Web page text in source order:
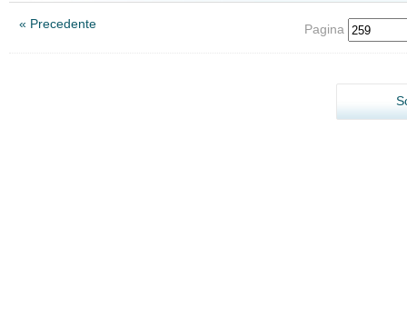
« Precedente Pagina